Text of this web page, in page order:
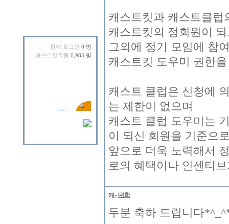
현재 로그인 0 명
캐스트킷회원 6,983 명
캐스트킷과 캐스트클
캐스트킷의 정회원이
그외에 정기 모임에 참
캐스트킷 도우미 권한
캐스트 클럽은 신청에
는 제한이 없으며
캐스트 클럽 도우미는
이 되신 회원을 기준으
앞으로 더욱 노력해서
로의 혜택이나 인센티
대화
두분 축하 드립니다